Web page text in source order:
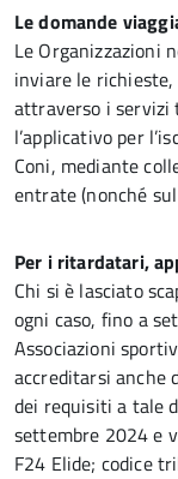
Le domande
Le Organizzazioni
inviare le
attraverso i servizi
l’applicativo per
Coni, mediante
entrate (nonché
Per i ritardatari,
Chi si è lasciato
ogni caso, fino a
Associazioni
accreditarsi anche
dei requisiti a tale
settembre 2024 e
F24 Elide; codice